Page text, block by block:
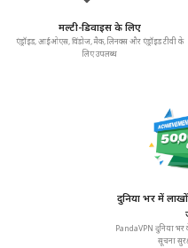
मल्टी-डिवाइस के लिए
एंड्रॉइड, आईओएस, विंडोज, मैक, लिनक्स और एंड्रॉइड टीवी के
लिए उपलब्ध
दुनिया भर में लाखों
PandaVPN दुनिया
सूचना